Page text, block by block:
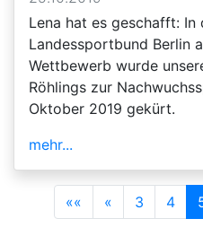
Lena hat es geschafft: In
Landessportbund Berlin
Wettbewerb wurde
Röhlings zur
Oktober 2019 gekürt.
mehr...
«« « 3 4